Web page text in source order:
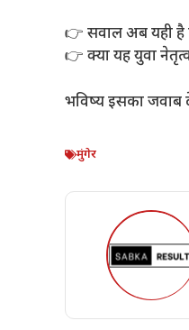
👉 सवाल अब यही है
👉 क्या यह युवा
भविष्य इसका जवाब
मुंगेर